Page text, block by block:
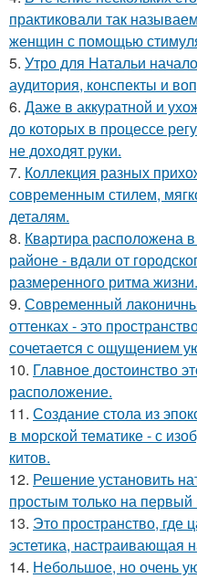
практиковали так
женщин с помощью
5. Утро для Натальи
аудитория, конспекты и
6. Даже в аккуратной и
до которых в процессе
не доходят руки.
7. Коллекция разных
современным стилем,
деталям.
8. Квартира расположена
районе - вдали от
размеренного ритма жизни.
9. Современный
оттенках - это
сочетается с ощущением
10. Главное достоинство
расположение.
11. Создание стола из
в морской тематике - с
китов.
12. Решение установить
простым только на первый
13. Это пространство, где
эстетика, настраивающая
14. Небольшое, но очень